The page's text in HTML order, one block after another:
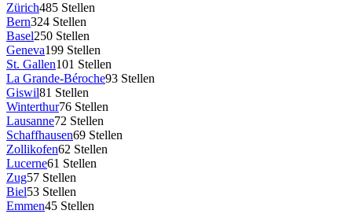
Zürich485 Stellen
Bern324 Stellen
Basel250 Stellen
Geneva199 Stellen
St. Gallen101 Stellen
La Grande-Béroche93 Stellen
Giswil81 Stellen
Winterthur76 Stellen
Lausanne72 Stellen
Schaffhausen69 Stellen
Zollikofen62 Stellen
Lucerne61 Stellen
Zug57 Stellen
Biel53 Stellen
Emmen45 Stellen